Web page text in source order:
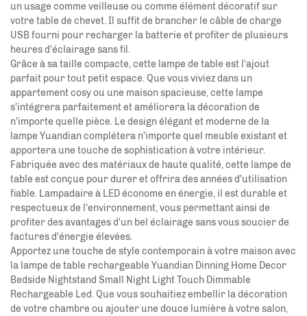
un usage comme veilleuse ou comme élément décoratif sur
votre table de chevet. Il suffit de brancher le câble de charge
USB fourni pour recharger la batterie et profiter de plusieurs
heures d'éclairage sans fil.
Grâce à sa taille compacte, cette lampe de table est l'ajout
parfait pour tout petit espace. Que vous viviez dans un
appartement cosy ou une maison spacieuse, cette lampe
s'intégrera parfaitement et améliorera la décoration de
n'importe quelle pièce. Le design élégant et moderne de la
lampe Yuandian complétera n'importe quel meuble existant et
apportera une touche de sophistication à votre intérieur.
Fabriquée avec des matériaux de haute qualité, cette lampe de
table est conçue pour durer et offrira des années d'utilisation
fiable. Lampadaire à LED économe en énergie, il est durable et
respectueux de l'environnement, vous permettant ainsi de
profiter des avantages d'un bel éclairage sans vous soucier de
factures d'énergie élevées.
Apportez une touche de style contemporain à votre maison avec
la lampe de table rechargeable Yuandian Dinning Home Decor
Bedside Nightstand Small Night Light Touch Dimmable
Rechargeable Led. Que vous souhaitiez embellir la décoration
de votre chambre ou ajouter une douce lumière à votre salon,